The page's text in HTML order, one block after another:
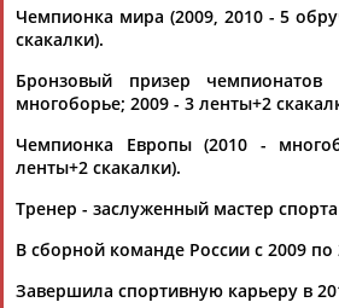
Чемпионка мира (2009, 2010 - 5
скакалки).
Бронзовый призер
многоборье; 2009 - 3 ленты+2
Чемпионка Европы (2010 -
ленты+2 скакалки).
Тренер - заслуженный мастер спорта
В сборной команде России с 2009 по
Завершила спортивную карьеру в